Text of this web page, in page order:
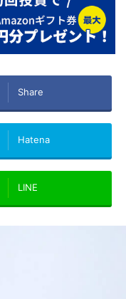
Share
Hatena
LINE